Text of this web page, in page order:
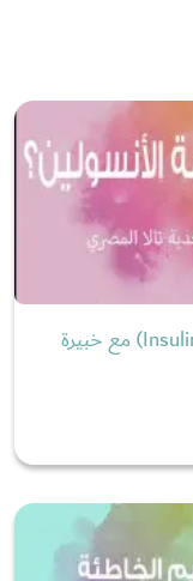
ما هي مقاومة الأنسولين (Insulin Resistance) مع خبيرة